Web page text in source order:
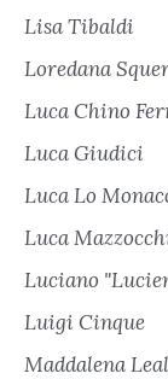
Lisa Tibaldi
Loredana
Luca Chino
Luca Giudici
Luca Lo
Luca
Luciano
Luigi Cinque
Maddalena